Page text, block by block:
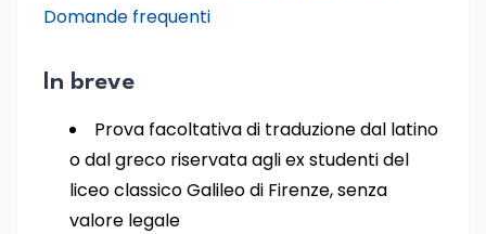
Domande frequenti
In breve
Prova facoltativa di traduzione dal latino
o dal greco riservata agli ex studenti del
liceo classico Galileo di Firenze, senza
valore legale